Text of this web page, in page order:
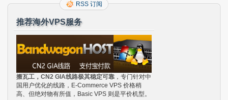
RSS 订阅
推荐海外VPS服务
搬瓦工，CN2 GIA线路极其稳定可靠 ，专门针对中
国用户优化的线路，E-Commerce VPS 价格稍
高、但绝对物有所值，Basic VPS 则是平价机型。